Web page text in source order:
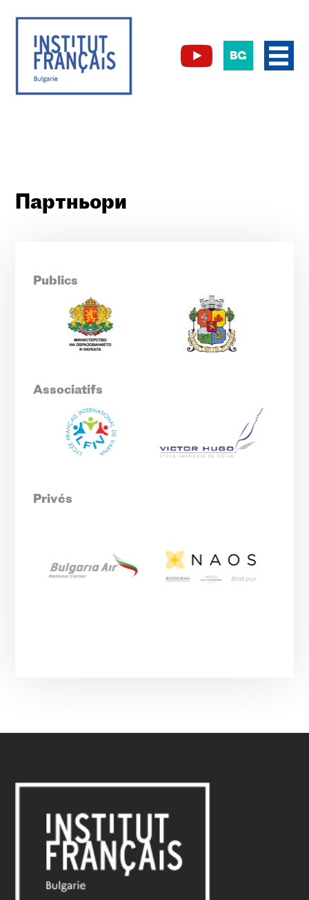
BG
Партньори
Publics
Associatifs
Privés